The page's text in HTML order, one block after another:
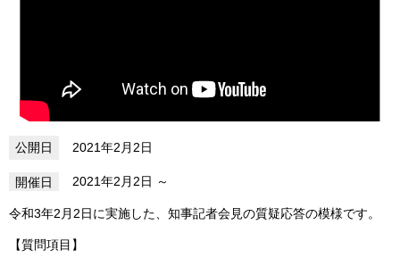
2021年2月2日
2021年2月2日
令和3年2月2日に実施した、知事記者会見の質疑応答の模様です。
【質問項目】